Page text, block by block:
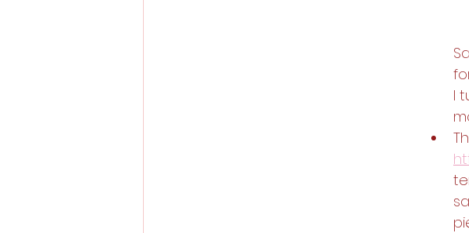
I